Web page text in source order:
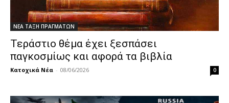
ΝΕΑ ΤΑΞΗ ΠΡΑΓΜΑΤΩΝ
Τεράστιο θέμα έχει ξεσπάσει
παγκοσμίως και αφορά τα βιβλία
Κατοχικά Νέα - 08/06/2026 0